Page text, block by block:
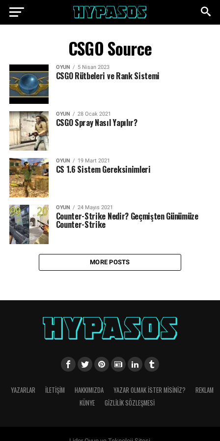
CSGO Source
OYUN 5 Nisan 2023
CSGO Rütbeleri ve Rank Sistemi
OYUN 28 Ocak 2021
CSGO Spray Nasıl Yapılır?
OYUN 19 Mart 2021
CS 1.6 Sistem Gereksinimleri
OYUN 24 Mayıs 2021
Counter-Strike Nedir? Geçmişten Günümüze
Counter-Strike
MORE POSTS
YAZARLAR İLETIŞIM HAKKIMIZDA YAZAR OLMAK İSTER MISINIZ?
REKLAM
KÜNYE
GIZLILIK SÖZLEŞMESI